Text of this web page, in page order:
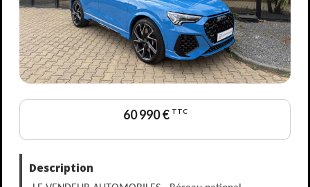
60 990 € TTC
Description